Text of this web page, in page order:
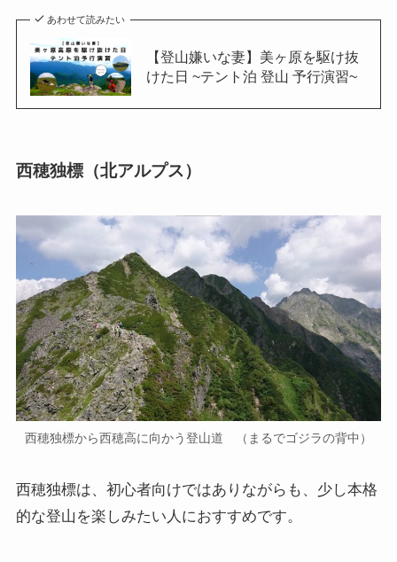
あわせて読みたい
【登山嫌いな妻】美ヶ原を駆け抜
けた日 ~テント泊 登山 予行演習~
西穂独標（北アルプス）
西穂独標から西穂高に向かう登山道 （まるでゴジラの背中）
西穂独標は、初心者向けではありながらも、少し本格
的な登山を楽しみたい人におすすめです。